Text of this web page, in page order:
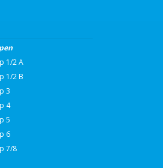
1/2 A
1/2 B
3
4
5
6
7/8